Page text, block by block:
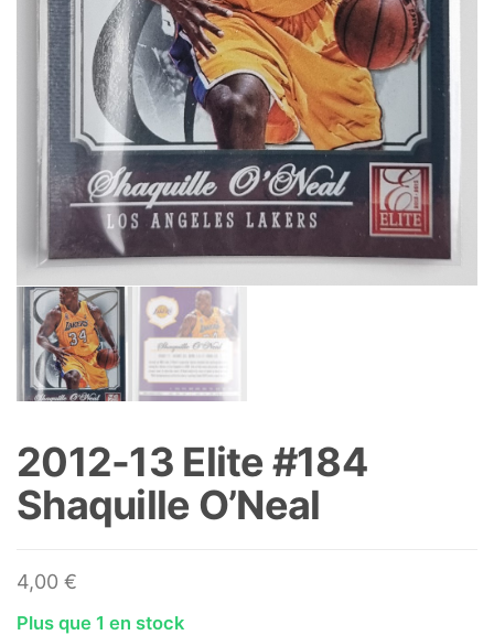
2012-13 Elite #184
Shaquille O’Neal
4,00 €
Plus que 1 en stock